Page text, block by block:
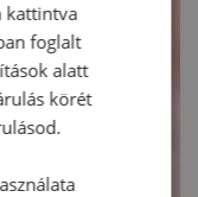
kattintva
foglalt
alatt
körét